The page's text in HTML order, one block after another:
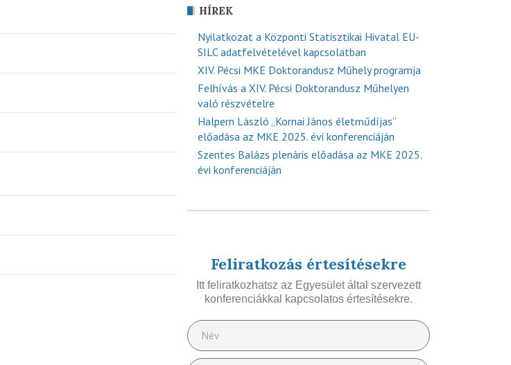
HÍREK
Nyilatkozat a Központi Statisztikai Hivatal EU-
SILC adatfelvételével kapcsolatban
XIV. Pécsi MKE Doktorandusz Műhely programja
Felhívás a XIV. Pécsi Doktorandusz Műhelyen
való részvételre
Halpern László „Kornai János életműdíjas”
előadása az MKE 2025. évi konferenciáján
Szentes Balázs plenáris előadása az MKE 2025.
évi konferenciáján
Feliratkozás értesítésekre
Itt feliratkozhatsz az Egyesület által szervezett
konferenciákkal kapcsolatos értesítésekre.